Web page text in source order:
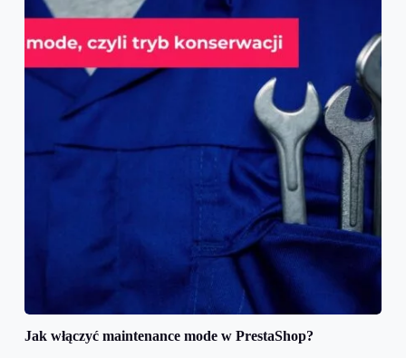
Jak włączyć maintenance mode w PrestaShop?